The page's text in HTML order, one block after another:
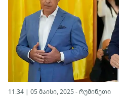
11:34 | 05 მაისი, 2025 - რუმინეთი